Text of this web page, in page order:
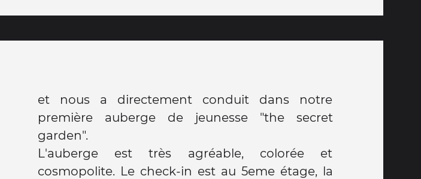
et nous a directement conduit dans notre
première auberge de jeunesse "the secret
garden".
L'auberge est très agréable, colorée et
cosmopolite. Le check-in est au 5eme étage, la